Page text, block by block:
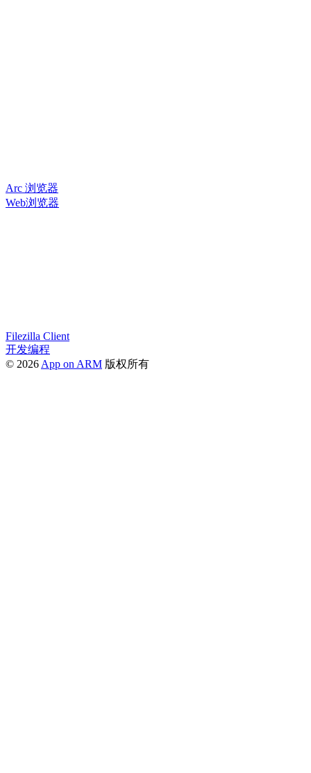
Arc 浏览器
Web浏览器
Filezilla Client
开发编程
© 2026 App on ARM 版权所有